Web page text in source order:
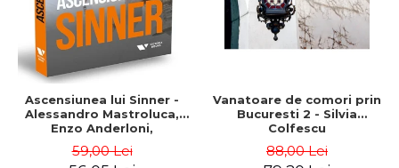
Ascensiunea lui Sinner -
Alessandro Mastroluca,
Enzo Anderloni,
59,00 Lei
Vanatoare de comori prin
Bucuresti 2 - Silvia
Colfescu
88,00 Lei